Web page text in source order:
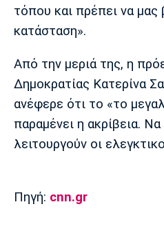
τόπου και πρέπει να μας
κατάσταση».
Από την μεριά της, η
Δημοκρατίας Κατερίνα
ανέφερε ότι το «το
παραμένει η ακρίβεια.
λειτουργούν οι
Πηγή: cnn.gr